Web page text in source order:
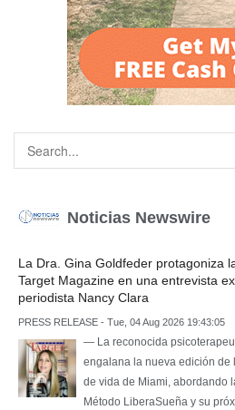
Noticias Newswire
La Dra. Gina Goldfeder protagoniza
Target Magazine en una entrevista
periodista Nancy Clara
PRESS RELEASE - Tue, 04 Aug 2026 19:43:05
— La reconocida
engalana la nueva edición de
de vida de Miami, abordando
Método LiberaSueña y su